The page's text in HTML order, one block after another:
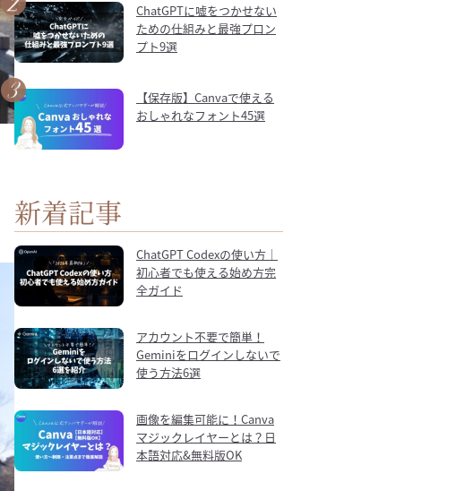
ChatGPTに嘘をつかせない
ための仕組みと最強プロン
プト9選
【保存版】Canvaで使える
おしゃれなフォント45選
新着記事
ChatGPT Codexの使い方｜
初心者でも使える始め方完
全ガイド
アカウント不要で簡単！
Geminiをログインしないで
使う方法6選
画像を編集可能に！Canva
マジックレイヤーとは？日
本語対応&無料版OK